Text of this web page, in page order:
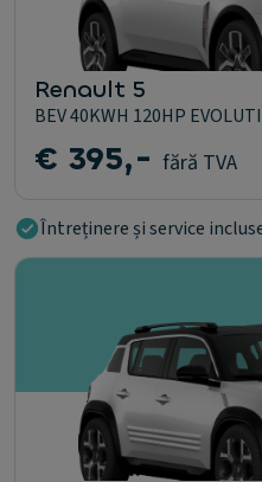
Renault 5
BEV 40KWH 120HP
€ 395,- fără TVA
Întreținere și service